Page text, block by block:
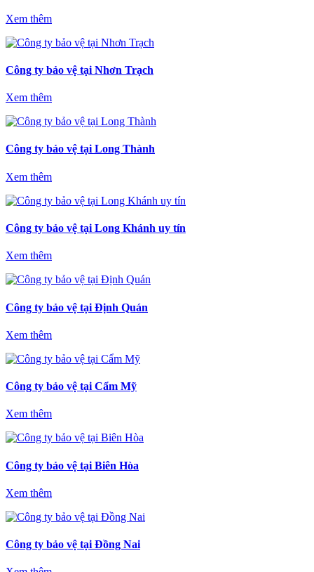
Xem thêm
Công ty bảo vệ tại Nhơn Trạch
Xem thêm
Công ty bảo vệ tại Long Thành
Xem thêm
Công ty bảo vệ tại Long Khánh uy tín
Xem thêm
Công ty bảo vệ tại Định Quán
Xem thêm
Công ty bảo vệ tại Cẩm Mỹ
Xem thêm
Công ty bảo vệ tại Biên Hòa
Xem thêm
Công ty bảo vệ tại Đồng Nai